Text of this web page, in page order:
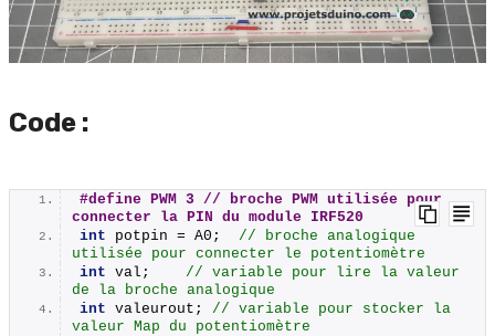
Code :
#define PWM 3 // broche PWM utilisée pour
connecter la PIN du module IRF520
int potpin = A0; // broche analogique
utilisée pour connecter le potentiomètre
int val; // variable pour lire la valeur
de la broche analogique
int valeurout; // variable pour stocker la
valeur Map du potentiomètre